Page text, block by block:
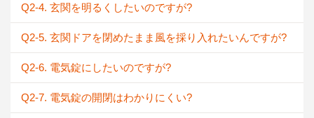
Q2-4. 玄関を明るくしたいのですが?
Q2-5. 玄関ドアを閉めたまま風を採り入れたいんですが?
Q2-6. 電気錠にしたいのですが?
Q2-7. 電気錠の開閉はわかりにくい?